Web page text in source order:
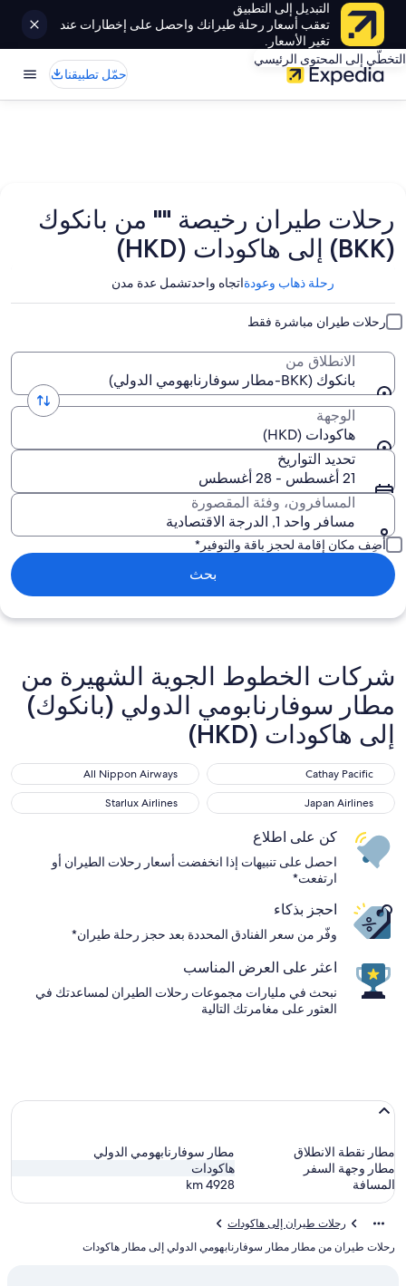
التبديل إلى التطبيق
تعقب أسعار رحلة طيرانك واحصل على إخطارات عند
تغير الأسعار.
التخطّي إلى المحتوى الرئيسي
حمّل تطبيقنا
رحلات طيران رخيصة "" من بانكوك
(BKK) إلى هاكودات (HKD)
رحلة ذهاب وعودةاتجاه واحدتشمل عدة مدن
رحلات طيران مباشرة فقط
الانطلاق من
بانكوك (BKK-مطار سوفارنابهومي الدولي)
الوجهة
هاكودات (HKD)
تحديد التواريخ
21 أغسطس - 28 أغسطس
المسافرون، وفئة المقصورة
مسافر واحد 1, الدرجة الاقتصادية
أضِف مكان إقامة لحجز باقة والتوفير*
بحث
شركات الخطوط الجوية الشهيرة من
مطار سوفارنابومي الدولي (بانكوك)
إلى هاكودات (HKD)
Cathay Pacific
Cathay Pacific
All Nippon Airways
All Nippon Airways
Japan Airlines
Japan Airlines
Starlux Airlines
Starlux Airlines
كن على اطلاع
احصل على تنبيهات إذا انخفضت أسعار رحلات الطيران أو
ارتفعت*
احجز بذكاء
وفّر من سعر الفنادق المحددة بعد حجز رحلة طيران*
اعثر على العرض المناسب
نبحث في مليارات مجموعات رحلات الطيران لمساعدتك في
العثور على مغامرتك التالية
مطار نقطة الانطلاق
مطار سوفارنابهومي الدولي
مطار وجهة السفر
هاكودات
المسافة
4928
km
رحلات طيران إلى هاكودات
رحلات طيران من مطار مطار سوفارنابهومي الدولي إلى مطار هاكودات